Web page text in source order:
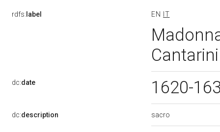
rdfs: label EN IT
dc:date 1620-
dc:description sacro